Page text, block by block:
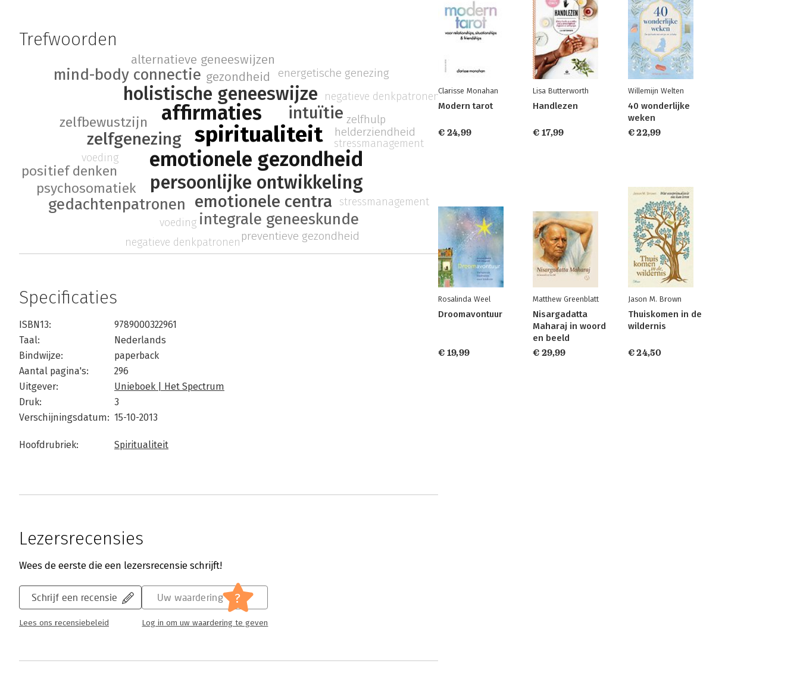
Trefwoorden
spiritualiteit
emotionele gezondheid
affirmaties
persoonlijke ontwikkeling
holistische geneeswijze
emotionele centra
zelfgenezing
intuïtie
integrale geneeskunde
gedachtenpatronen
mind-body connectie
zelfbewustzijn
psychosomatiek
positief denken
alternatieve geneeswijzen
gezondheid
energetische genezing
zelfhulp
preventieve gezondheid
helderziendheid
negatieve denkpatronen
stressmanagement
voeding
negatieve denkpatronen
stressmanagement
voeding
Specificaties
ISBN13:
9789000322961
Taal:
Nederlands
Bindwijze:
paperback
Aantal pagina's:
296
Uitgever:
Unieboek | Het Spectrum
Druk:
3
Verschijningsdatum: 15-10-2013
Hoofdrubriek: Spiritualiteit
Lezersrecensies
Wees de eerste die een lezersrecensie schrijft!
Schrijf een recensie
Lees ons recensiebeleid
Uw waardering ?
Log in om uw waardering te geven
Clarisse Monahan
Modern tarot
€ 24,99
Lisa Butterworth
Handlezen
€ 17,99
Willemijn Welten
40 wonderlijke
weken
€ 22,99
Rosalinda Weel
Droomavontuur
€ 19,99
Matthew Greenblatt
Nisargadatta
Maharaj in woord
en beeld
€ 29,99
Jason M. Brown
Thuiskomen in de
wildernis
€ 24,50